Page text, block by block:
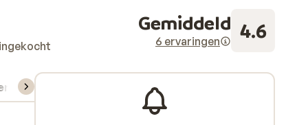
Gemiddeld
6 ervaringen 4.6